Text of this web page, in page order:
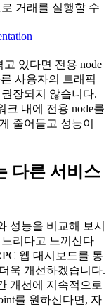
거래를 실행할 수
있다면 전용 node
사용자의 트래픽
장되지 않습니다.
크 내에 전용 node를
줄어들고 성능이
다른 서비스
성능을 비교해 보시
리다고 느끼신다
웹 대시보드를 통
욱 개선하겠습니다.
개선에 지속적으로
를 원하신다면, 자